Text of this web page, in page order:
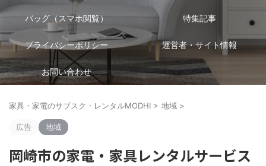
バッグ（スマホ閲覧） 特集記事
プライバシーポリシー 運営者・サイト情報
お問い合わせ
家具・家電のサブスク・レンタルMODHI > 地域 >
広告 地域
岡崎市の家電・家具レンタルサービス